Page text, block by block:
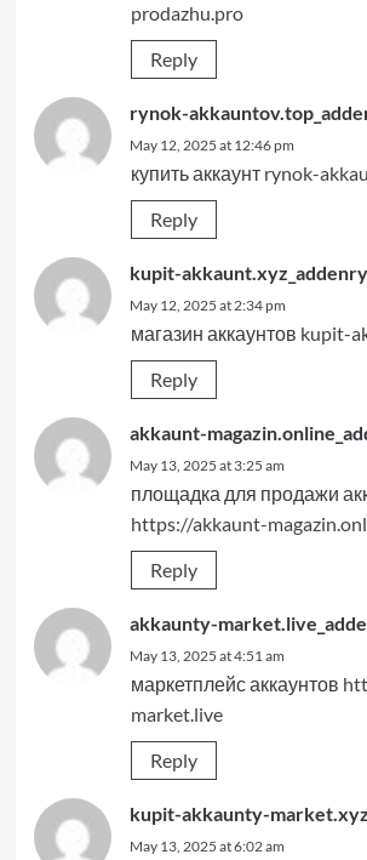
prodazhu.pro
Reply
rynok-
May 12, 2025 at 12:46 pm
купить аккаунт rynok-
Reply
kupit-akkaunt.xyz_addenry
May 12, 2025 at 2:34 pm
магазин аккаунтов kupit-
Reply
akkaunt-
May 13, 2025 at 3:25 am
площадка для продажи
https://akkaunt-
Reply
akkaunty-
May 13, 2025 at 4:51 am
маркетплейс аккаунтов
market.live
Reply
kupit-akkaunty-
May 13, 2025 at 6:02 am